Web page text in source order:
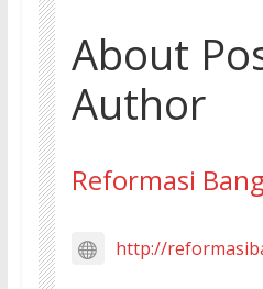
About
Author
Reformasi
http://